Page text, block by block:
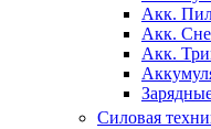
Акк.
Акк.
Акк.
Силовая